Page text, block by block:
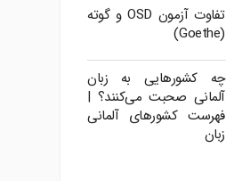
تفاوت آزمون OSD و گوته
(Goethe)
چه کشورهایی به زبان
آلمانی صحبت می‌کنند؟ |
فهرست کشورهای آلمانی
زبان